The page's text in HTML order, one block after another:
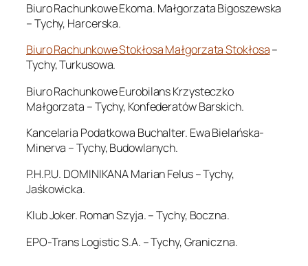
Biuro Rachunkowe Ekoma. Małgorzata Bigoszewska
– Tychy, Harcerska.
Biuro Rachunkowe Stokłosa Małgorzata Stokłosa–
Tychy, Turkusowa.
Biuro Rachunkowe Eurobilans Krzysteczko
Małgorzata – Tychy, Konfederatów Barskich.
Kancelaria Podatkowa Buchalter. Ewa Bielańska-
Minerva – Tychy, Budowlanych.
P.H.P.U. DOMINIKANA Marian Felus – Tychy,
Jaśkowicka.
Klub Joker. Roman Szyja. – Tychy, Boczna.
EPO-Trans Logistic S.A. – Tychy, Graniczna.